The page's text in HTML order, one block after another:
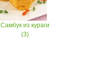
Самбук из кураги
(3)